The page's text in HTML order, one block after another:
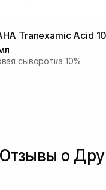
Tranexamic Acid
сыворотка 10%
Отзывы о